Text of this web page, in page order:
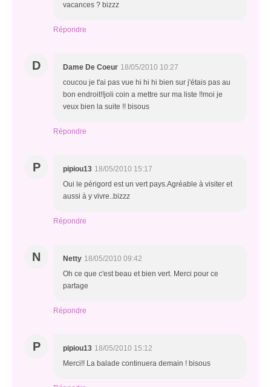
vacances ? bizzz
Répondre
D Dame De Coeur 18/05/2010 10:27
coucou je t'ai pas vue hi hi hi bien sur j'étais pas au
bon endroit!!joli coin a mettre sur ma liste !!moi je
veux bien la suite !! bisous
Répondre
P pipiou13 18/05/2010 15:17
Oui le périgord est un vert pays.Agréable à visiter et
aussi à y vivre..bizzz
Répondre
N Netty 18/05/2010 09:42
Oh ce que c'est beau et bien vert. Merci pour ce
partage
Répondre
P pipiou13 18/05/2010 15:12
Merci!! La balade continuera demain ! bisous